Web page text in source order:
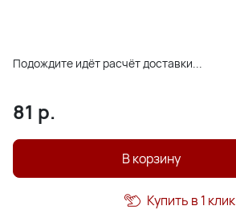
Подождите идёт расчёт доставки...
81 р.
В корзину
Купить в 1 клик